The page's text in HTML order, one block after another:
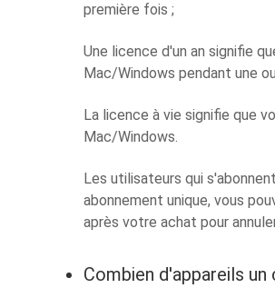
première fois ;
Une licence d'un an signifie
Mac/Windows pendant une
La licence à vie signifie que
Mac/Windows.
Les utilisateurs qui
abonnement unique, vous
après votre achat pour
Combien d'appareils